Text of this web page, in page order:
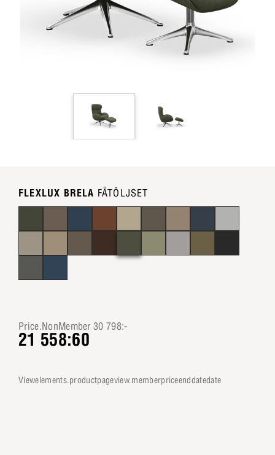
FLEXLUX BRELA FÅTÖLJSET
Price.NonMember 30 798:-
21 558:60
viewelements.productpageview.memberpriceenddatedate